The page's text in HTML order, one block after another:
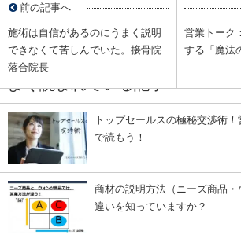
前の記事へ
施術は自信があるのにうまく説明
できなくて苦しんでいた。接骨院
落合院長
営業トーク
する「魔法
よく読まれている記事
トップセールスの極秘交渉術
で読もう！
商材の説明方法（ニーズ商品
違いを知っていますか？